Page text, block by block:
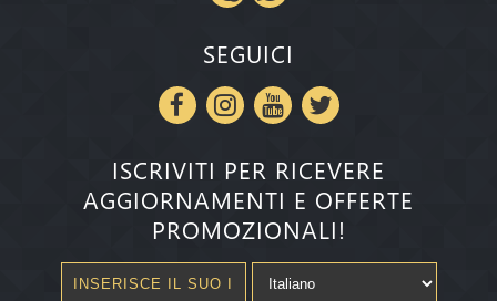
SEGUICI
ISCRIVITI PER RICEVERE
AGGIORNAMENTI E OFFERTE
PROMOZIONALI!